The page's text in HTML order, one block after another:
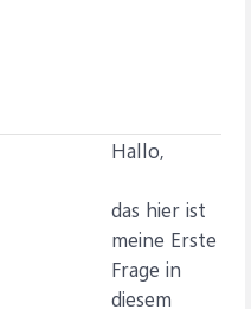
Hallo,
das hier ist
meine Erste
Frage in
diesem